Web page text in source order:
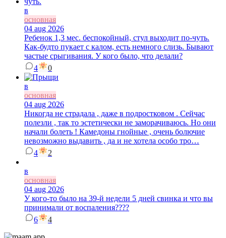
в
основная
04 aug 2026
Ребенок 1,3 мес. беспокойный, стул выходит по-чуть.
Как-будто пукает с калом, есть немного слизь. Бывают
частые срыгивания. У кого было, что делали?
4
0
в
основная
04 aug 2026
Никогда не страдала , даже в подростковом . Сейчас
полезли , так то эстетически не заморачиваюсь. Но они
начали болеть ! Камедоны гнойные , очень болючие
невозможно выдавить , да и не хотела особо тро…
4
2
в
основная
04 aug 2026
У кого-то было на 39-й недели 5 дней свинка и что вы
принимали от воспаления????
6
4